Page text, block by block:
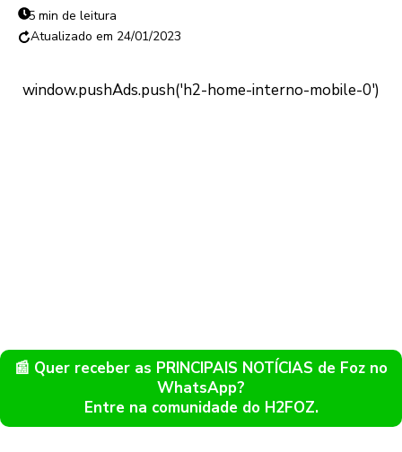
5 min de leitura
24/01/2023
📰 Quer receber as PRINCIPAIS NOTÍCIAS de Foz no
WhatsApp?
Entre na comunidade do H2FOZ.